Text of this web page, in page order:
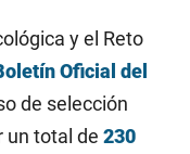
y el Reto
Oficial del
de selección
un total de 230